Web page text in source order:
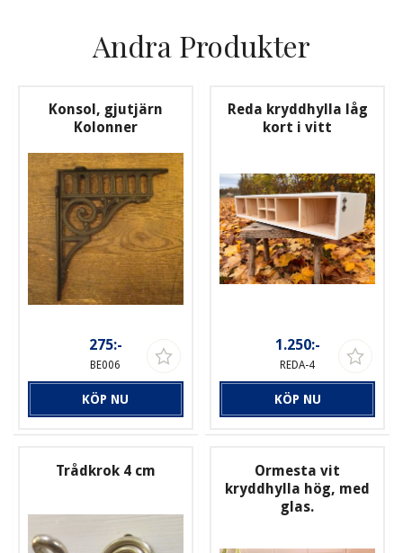
Andra Produkter
Konsol, gjutjärn
Kolonner
275:-
BE006
KÖP NU
Reda kryddhylla låg
kort i vitt
1.250:-
REDA-4
KÖP NU
Trådkrok 4 cm
Ormesta vit
kryddhylla hög, med
glas.